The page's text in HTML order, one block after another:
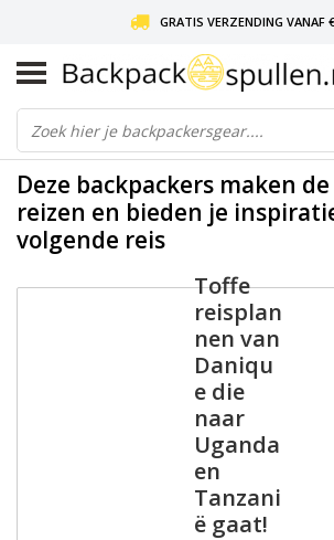
GRATIS VERZENDING VANAF
LIEFDE VOOR BACKPACKEN!
30 DAGEN GRATIS RETOUR
Deze backpackers maken
reizen en bieden je
volgende reis
Toffe
reisplan
nen van
Daniqu
e die
naar
Uganda
en
Tanzani
ë gaat!